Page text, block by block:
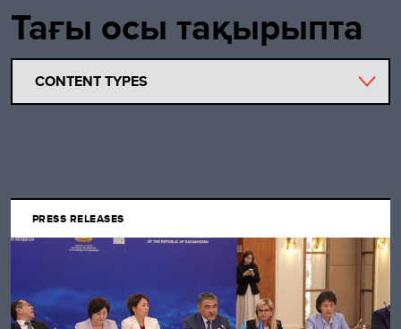
Тағы осы тақырыпта
CONTENT TYPES
PRESS RELEASES